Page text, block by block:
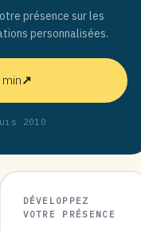
présence sur les
personnalisées.
↗
2010
DÉVELOPPEZ
VOTRE PRÉSENCE